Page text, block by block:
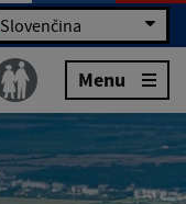
Slovenčina
Menu